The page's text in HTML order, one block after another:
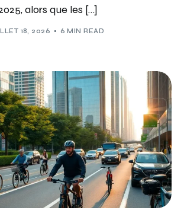
alors que les […]
18, 2026 6 MIN READ